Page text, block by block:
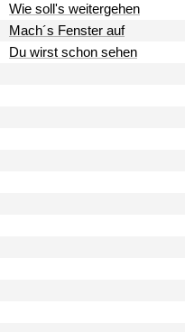
Wie soll's weitergehen
Mach´s Fenster auf
Du wirst schon sehen